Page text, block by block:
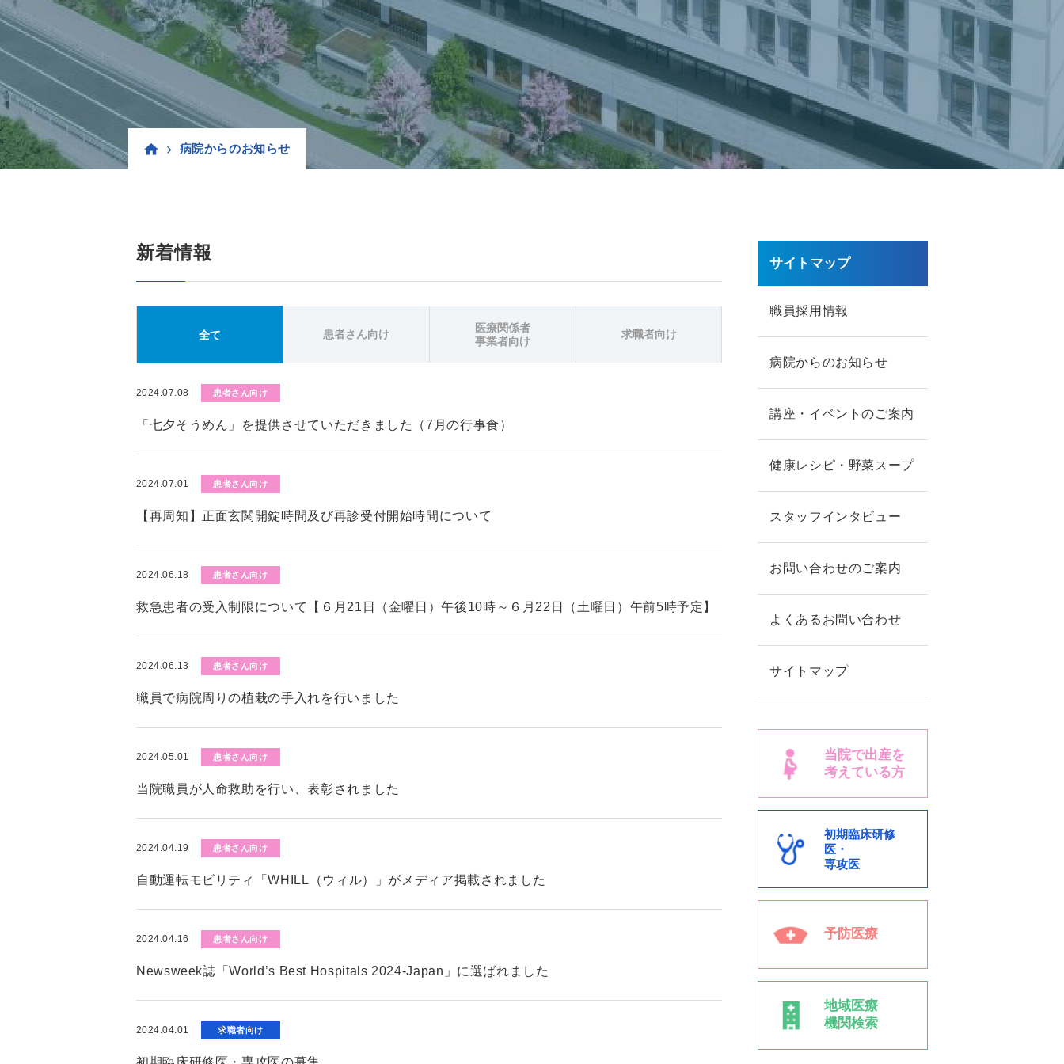
病院からのお知らせ
新着情報
全て 患者さん向け
医療関係者
事業者向け
求職者向け
2024.07.08 患者さん向け
「七夕そうめん」を提供させていただきました（7月の行事食）
2024.07.01 患者さん向け
【再周知】正面玄関開錠時間及び再診受付開始時間について
2024.06.18 患者さん向け
救急患者の受入制限について【６月21日（金曜日）午後10時～６月22日（土曜日）午前5時予定】
2024.06.13 患者さん向け
職員で病院周りの植栽の手入れを行いました
2024.05.01 患者さん向け
当院職員が人命救助を行い、表彰されました
2024.04.19 患者さん向け
自動運転モビリティ「WHILL（ウィル）」がメディア掲載されました
2024.04.16 患者さん向け
Newsweek誌「World’s Best Hospitals 2024-Japan」に選ばれました
2024.04.01 求職者向け
サイトマップ
職員採用情報
病院からのお知らせ
講座・イベントのご案内
健康レシピ・野菜スープ
スタッフインタビュー
お問い合わせのご案内
よくあるお問い合わせ
サイトマップ
当院で出産を
考えている方
初期臨床研修
医・
専攻医
予防医療
地域医療
機関検索